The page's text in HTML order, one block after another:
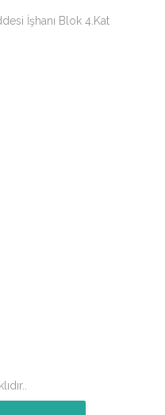
İşhanı Blok 4.Kat